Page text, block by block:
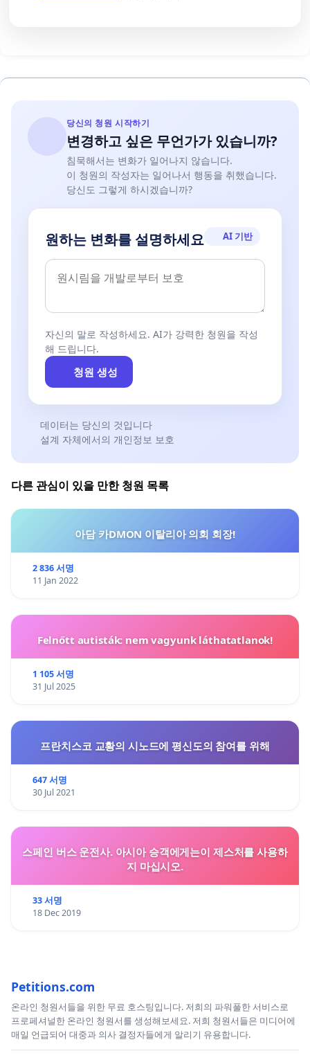
당신의 청원 시작하기
변경하고 싶은 무언가가 있습니까?
침묵해서는 변화가 일어나지 않습니다.
이 청원의 작성자는 일어나서 행동을 취했습니다.
당신도 그렇게 하시겠습니까?
원하는 변화를 설명하세요 AI 기반
자신의 말로 작성하세요. AI가 강력한 청원을 작성
해 드립니다.
청원 생성
데이터는 당신의 것입니다
설계 자체에서의 개인정보 보호
다른 관심이 있을 만한 청원 목록
아담 카DMON 이탈리아 의회 회장!
2 836 서명
11 Jan 2022
Felnőtt autisták: nem vagyunk láthatatlanok!
1 105 서명
31 Jul 2025
프란치스코 교황의 시노드에 평신도의 참여를 위해
647 서명
30 Jul 2021
스페인 버스 운전사. 아시아 승객에게는이 제스처를 사용하
지 마십시오.
33 서명
18 Dec 2019
Petitions.com
온라인 청원서들을 위한 무료 호스팅입니다. 저희의 파워풀한 서비스로
프로페셔널한 온라인 청원서를 생성해보세요. 저희 청원서들은 미디어에
매일 언급되어 대중과 의사 결정자들에게 알리기 유용합니다.